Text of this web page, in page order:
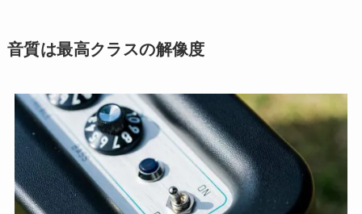
音質は最高クラスの解像度